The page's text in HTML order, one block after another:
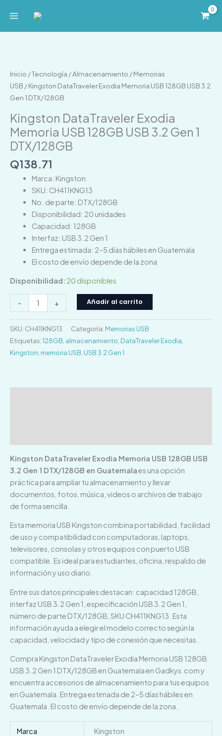
Inicio /Tecnología /Almacenamiento /Memorias
USB / Kingston DataTraveler Exodia Memoria USB 128GB USB 3.2
Gen 1 DTX/128GB
Kingston DataTraveler Exodia
Memoria USB 128GB USB 3.2 Gen 1
DTX/128GB
Q138.71
Marca: Kingston
SKU: CH411KNG13
No. de parte: DTX/128GB
Disponibilidad: 20 unidades
Capacidad: 128GB
Interfaz: USB 3.2 Gen 1
Entrega estimada: 2–5 días hábiles en Guatemala
El costo de envío depende de la zona
Disponibilidad: 20 disponibles
-
Exodia
Memoria
USB
USB
3.2
Gen
DTX/128GB
cantidad
+ Añadir al carrito
SKU: CH411KNG13 Categoría: Memorias USB
Etiquetas:128GB almacenamiento DataTraveler Exodia
Kingston memoria USB USB 3.2 Gen 1
Kingston DataTraveler Exodia Memoria USB 128GB USB
3.2 Gen 1 DTX/128GB en Guatemalaes una opción
práctica para ampliar tu almacenamiento y llevar
documentos, fotos, música, videos o archivos de trabajo
de forma sencilla.
Esta memoria USB Kingston combina portabilidad, facilidad
de uso y compatibilidad con computadoras, laptops,
televisores, consolas y otros equipos con puerto USB
compatible. Es ideal para estudiantes, oficina, respaldo de
información y uso diario.
Entre sus datos principales destacan: capacidad 128GB,
interfaz USB 3.2 Gen 1, especificación USB 3.2 Gen 1,
número de parte DTX/128GB, SKU CH411KNG13. Esta
información ayuda a elegir el modelo correcto según la
capacidad, velocidad y tipo de conexión que necesitas.
Compra Kingston DataTraveler Exodia Memoria USB 128GB
USB 3.2 Gen 1 DTX/128GB en Guatemala en Gadkys.com y
encuentra accesorios de almacenamiento para tus equipos
en Guatemala. Entrega estimada de 2–5 días hábiles en
Guatemala. El costo de envío depende de la zona.
Marca Kingston